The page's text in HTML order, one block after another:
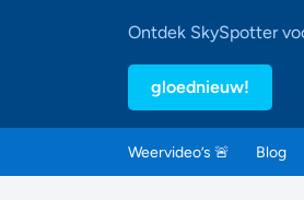
Ontdek SkySpotter
gloednieuw!
Weervideo’s 🚨 Blog